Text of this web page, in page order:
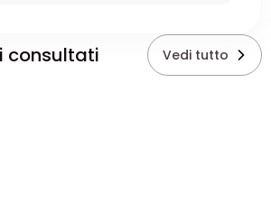
consultati Vedi tutto